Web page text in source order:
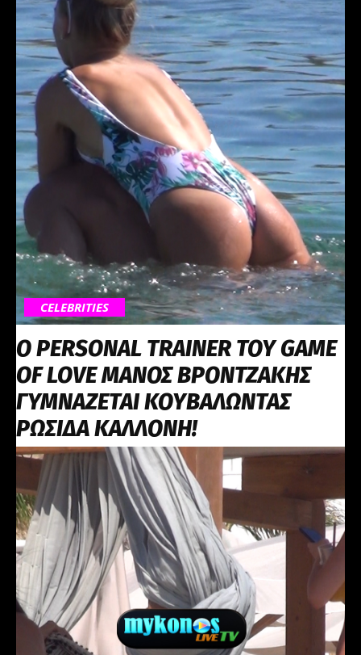
CELEBRITIES
Ο PERSONAL TRAINER ΤΟΥ GAME
OF LOVE ΜΑΝΟΣ ΒΡΟΝΤΖΑΚΗΣ
ΓΥΜΝΑΖΕΤΑΙ ΚΟΥΒΑΛΩΝΤΑΣ
ΡΩΣΙΔΑ ΚΑΛΛΟΝΗ!